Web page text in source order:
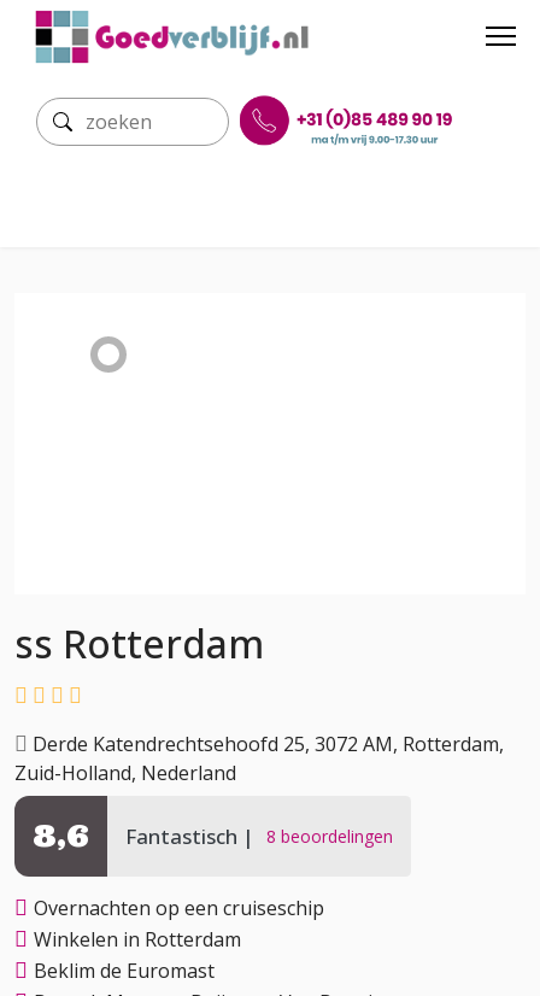
ss Rotterdam
Derde Katendrechtsehoofd 25, 3072 AM, Rotterdam,
Zuid-Holland, Nederland
Fantastisch 8 beoordelingen
8,6
Overnachten op een cruiseschip
Winkelen in Rotterdam
Beklim de Euromast